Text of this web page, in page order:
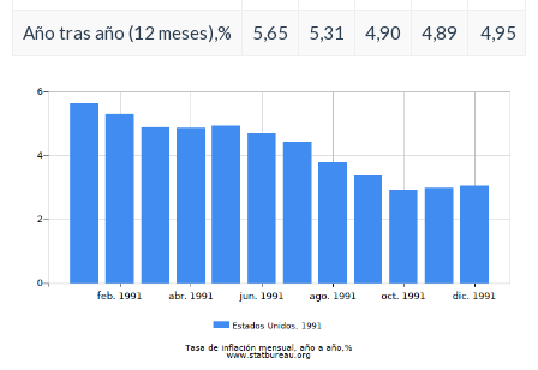
Año tras año (12 meses),% 5,65 5,31 4,90 4,89 4,95